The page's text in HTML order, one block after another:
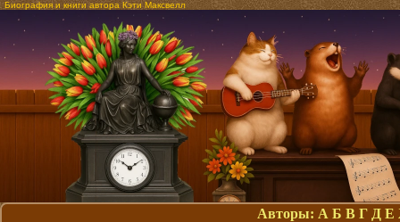
Биография и книги автора Кэти Максвелл
Авторы: А Б В Г Д Е